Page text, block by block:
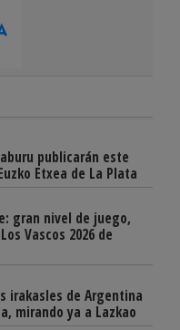
publicarán este
Etxea de La Plata
gran nivel de juego,
Vascos 2026 de
irakasles de Argentina
mirando ya a Lazkao